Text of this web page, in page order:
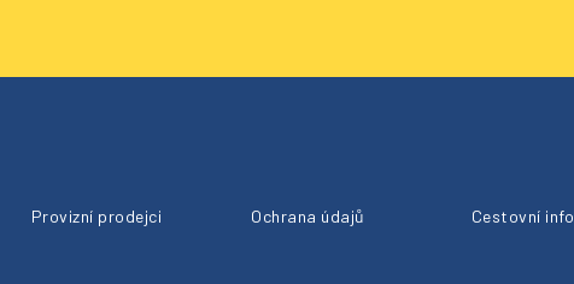
Provizní prodejci Ochrana údajů Cestovní info